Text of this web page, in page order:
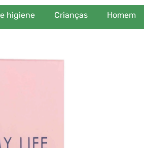
higiene Crianças Homem